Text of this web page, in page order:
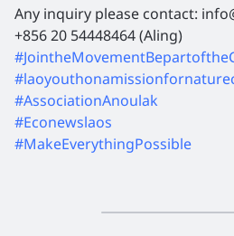
Any inquiry please contact:
+856 20 54448464 (Aling)
#AssociationAnoulak
#Econewslaos
#MakeEverythingPossible